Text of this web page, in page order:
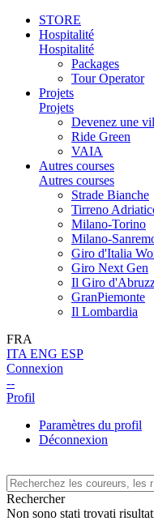
STORE
Hospitalité
Hospitalité
Packages
Tour Operator
Projets
Projets
Devenez une
Ride Green
VAIA
Autres courses
Autres courses
Strade Bianche
Tirreno
Milano-Torino
Milano-
Giro d'Italia
Giro Next Gen
Il Giro
GranPiemonte
Il Lombardia
FRA
ITA ENG ESP
Connexion
--
Profil
Paramètres du profil
Déconnexion
Rechercher
Non sono stati trovati